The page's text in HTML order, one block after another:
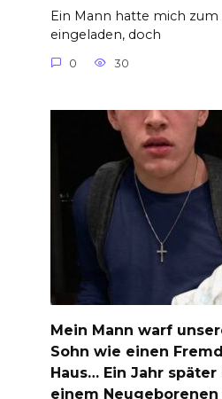
Ein Mann hatte mich zum
eingeladen, doch
0 30
Mein Mann warf
Sohn wie einen
Haus… Ein Jahr
einem